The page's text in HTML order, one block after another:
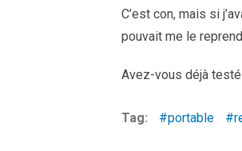
C’est con, mais si
pouvait me le
Avez-vous déjà
Tag: portable